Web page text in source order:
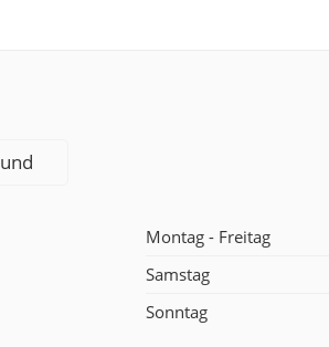
Montag - Freitag
Samstag
Sonntag